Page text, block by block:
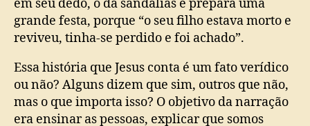
em seu dedo, o dá sandálias e prepara uma
grande festa, porque “o seu filho estava morto e
reviveu, tinha-se perdido e foi achado”.
Essa história que Jesus conta é um fato verídico
ou não? Alguns dizem que sim, outros que não,
mas o que importa isso? O objetivo da narração
era ensinar as pessoas, explicar que somos